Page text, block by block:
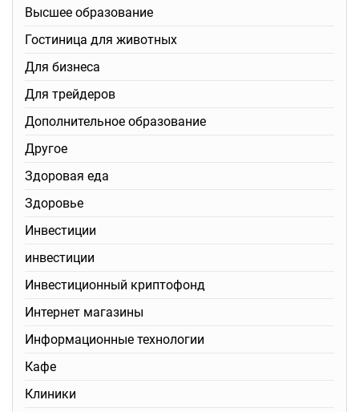
Высшее образование
Гостиница для животных
Для бизнеса
Для трейдеров
Дополнительное образование
Другое
Здоровая еда
Здоровье
Инвестиции
инвестиции
Инвестиционный криптофонд
Интернет магазины
Информационные технологии
Кафе
Клиники